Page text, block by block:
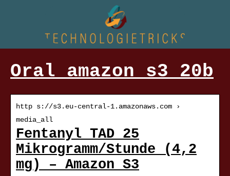
Oral amazon s3 20b
http s://s3.eu-central-1.amazonaws.com ›
media_all
Fentanyl TAD 25
Mikrogramm/Stunde (4,2
mg) – Amazon S3